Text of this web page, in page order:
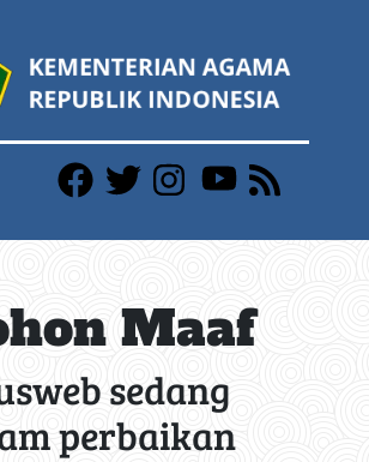
Maaf
sedang
perbaikan